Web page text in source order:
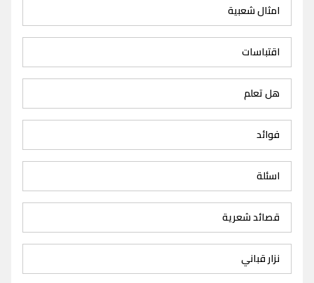
امثال شعبية
اقتباسات
هل تعلم
فوائد
اسئلة
قصائد شعرية
نزار قباني